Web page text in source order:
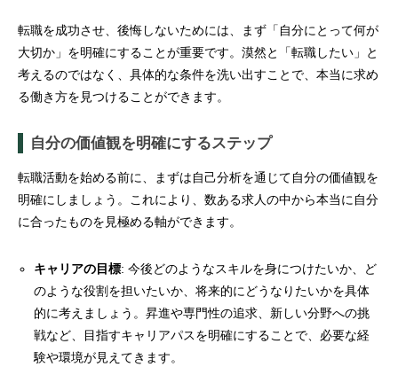
転職を成功させ、後悔しないためには、まず「自分にとって何が
大切か」を明確にすることが重要です。漠然と「転職したい」と
考えるのではなく、具体的な条件を洗い出すことで、本当に求め
る働き方を見つけることができます。
自分の価値観を明確にするステップ
転職活動を始める前に、まずは自己分析を通じて自分の価値観を
明確にしましょう。これにより、数ある求人の中から本当に自分
に合ったものを見極める軸ができます。
キャリアの目標: 今後どのようなスキルを身につけたいか、ど
のような役割を担いたいか、将来的にどうなりたいかを具体
的に考えましょう。昇進や専門性の追求、新しい分野への挑
戦など、目指すキャリアパスを明確にすることで、必要な経
験や環境が見えてきます。